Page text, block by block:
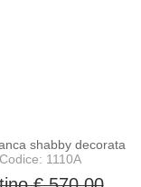
shabby decorata
Codice: 1110A